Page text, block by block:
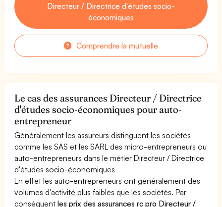
Directeur / Directrice d'études socio-
économiques
Comprendre la mutuelle
Le cas des assurances Directeur / Directrice
d'études socio-économiques pour auto-
entrepreneur
Généralement les assureurs distinguent les sociétés
comme les SAS et les SARL des micro-entrepreneurs ou
auto-entrepreneurs dans le métier Directeur / Directrice
d'études socio-économiques
En effet les auto-entrepreneurs ont généralement des
volumes d'activité plus faibles que les sociétés. Par
conséquentles prix des assurances rc pro Directeur /